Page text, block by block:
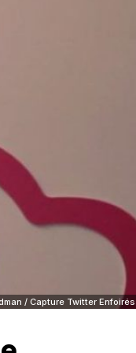
/ Capture Twitter Enfoirés